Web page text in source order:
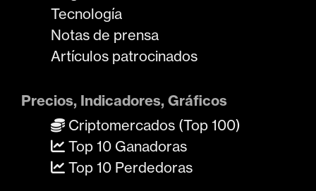
Tecnología
Notas de prensa
Artículos patrocinados
Precios, Indicadores, Gráficos
Criptomercados (Top 100)
Top 10 Ganadoras
Top 10 Perdedoras